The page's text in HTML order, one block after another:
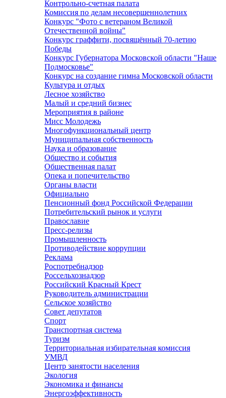
Контрольно-счетная палата
Комиссия по делам несовершеннолетних
Конкурс "Фото с ветераном Великой
Отечественной войны"
Конкурс граффити, посвящённый 70-летию
Победы
Конкурс Губернатора Московской области "Наше
Подмосковье"
Конкурс на создание гимна Московской области
Культура и отдых
Лесное хозяйство
Малый и средний бизнес
Мероприятия в районе
Мисс Молодежь
Многофункциональный центр
Муниципальная собственность
Наука и образование
Общество и события
Общественная палат
Опека и попечительство
Органы власти
Официально
Пенсионный фонд Российской Федерации
Потребительский рынок и услуги
Православие
Пресс-релизы
Промышленность
Противодействие коррупции
Реклама
Роспотребнадзор
Россельхознадзор
Российский Красный Крест
Руководитель администрации
Сельское хозяйство
Совет депутатов
Спорт
Транспортная система
Туризм
Территориальная избирательная комиссия
УМВД
Центр занятости населения
Экология
Экономика и финансы
Энергоэффективность